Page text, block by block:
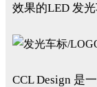
效果的LED 发光
CCL Design 是